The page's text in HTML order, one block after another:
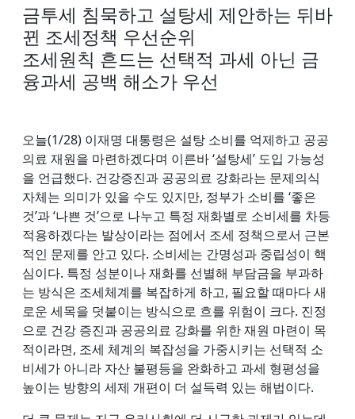
금투세 침묵하고 설탕세 제안하는 뒤바
뀐 조세정책 우선순위
조세원칙 흔드는 선택적 과세 아닌 금
융과세 공백 해소가 우선
오늘(1/28) 이재명 대통령은 설탕 소비를 억제하고 공공
의료 재원을 마련하겠다며 이른바 ‘설탕세’ 도입 가능성
을 언급했다. 건강증진과 공공의료 강화라는 문제의식
자체는 의미가 있을 수도 있지만, 정부가 소비를 ‘좋은
것’과 ‘나쁜 것’으로 나누고 특정 재화별로 소비세를 차등
적용하겠다는 발상이라는 점에서 조세 정책으로서 근본
적인 문제를 안고 있다. 소비세는 간명성과 중립성이 핵
심이다. 특정 성분이나 재화를 선별해 부담금을 부과하
는 방식은 조세체계를 복잡하게 하고, 필요할 때마다 새
로운 세목을 덧붙이는 방식으로 흐를 위험이 크다. 진정
으로 건강 증진과 공공의료 강화를 위한 재원 마련이 목
적이라면, 조세 체계의 복잡성을 가중시키는 선택적 소
비세가 아니라 자산 불평등을 완화하고 과세 형평성을
높이는 방향의 세제 개편이 더 설득력 있는 해법이다.